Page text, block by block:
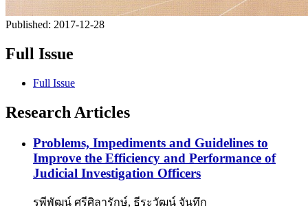
Published: 2017-12-28
Full Issue
Full Issue
Research Articles
Problems, Impediments and Guidelines to
Improve the Efficiency and Performance of
Judicial Investigation Officers
รพีพัฒน์ ศรีศิลารักษ์, ธีระวัฒน์ จันทึก